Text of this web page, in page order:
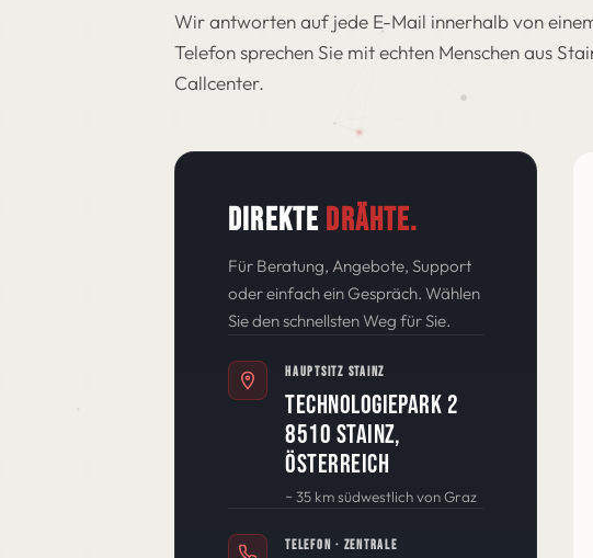
Wir antworten auf jede E-Mail innerhalb von
Telefon sprechen Sie mit echten Menschen aus
Callcenter.
DIREKTE DRÄHTE.
Für Beratung, Angebote, Support
oder einfach ein Gespräch. Wählen
Sie den schnellsten Weg für Sie.
HAUPTSITZ STAINZ
Technologiepark 2
8510 Stainz,
Österreich
~ 35 km südwestlich von Graz
TELEFON · ZENTRALE